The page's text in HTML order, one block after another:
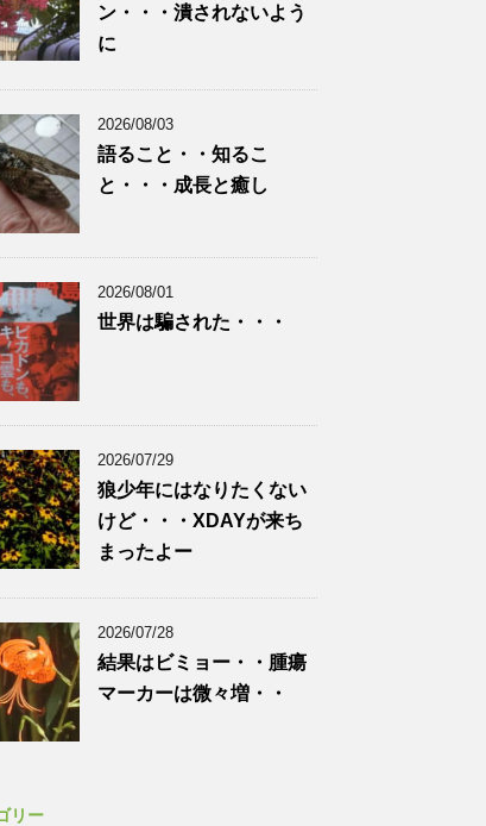
ン・・・潰されないよう
に
2026/08/03
語ること・・知るこ
と・・・成長と癒し
2026/08/01
世界は騙された・・・
2026/07/29
狼少年にはなりたくない
けど・・・XDAYが来ち
まったよー
2026/07/28
結果はビミョー・・腫瘍
マーカーは微々増・・
リー